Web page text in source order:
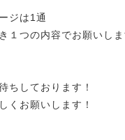
ジは1通
１つの内容でお願いしま
ちしております！
くお願いします！